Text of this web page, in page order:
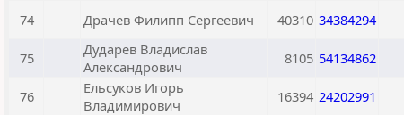
74 Драчев Филипп Сергеевич 40310 34384294
75
Дударев Владислав
Александрович
8105 54134862
76
Ельсуков Игорь
Владимирович
16394 24202991